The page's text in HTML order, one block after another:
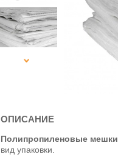
ОПИСАНИЕ
Полипропиленовые мешки
вид упаковки.